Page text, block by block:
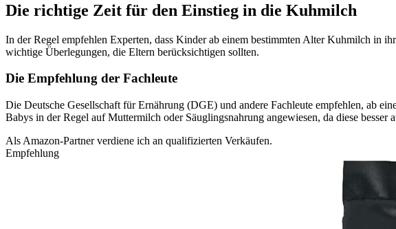
Die richtige Zeit für den Einstieg in die Kuhmilch
In der Regel empfehlen Experten, dass Kinder ab einem bestimmten Alter Kuhmilch in
wichtige Überlegungen, die Eltern berücksichtigen sollten.
Die Empfehlung der Fachleute
Die Deutsche Gesellschaft für Ernährung (DGE) und andere Fachleute empfehlen, ab
Babys in der Regel auf Muttermilch oder Säuglingsnahrung angewiesen, da diese besser
Als Amazon-Partner verdiene ich an qualifizierten Verkäufen.
Empfehlung